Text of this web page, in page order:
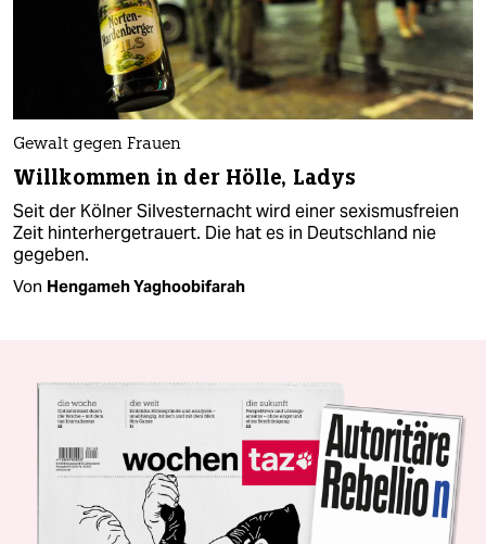
Gewalt gegen Frauen
Willkommen in der Hölle, Ladys
Seit der Kölner Silvesternacht wird einer sexismusfreien
Zeit hinterhergetrauert. Die hat es in Deutschland nie
gegeben.
Von Hengameh Yaghoobifarah